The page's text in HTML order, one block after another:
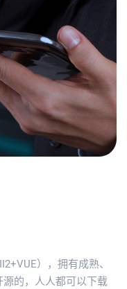
），拥有成熟、
的，人人都可以下载